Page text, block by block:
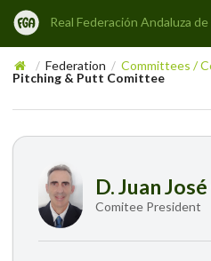
Real Federación Andaluza
/ Federation / Committees /
Pitching & Putt Comittee
D. Juan
Comitee President